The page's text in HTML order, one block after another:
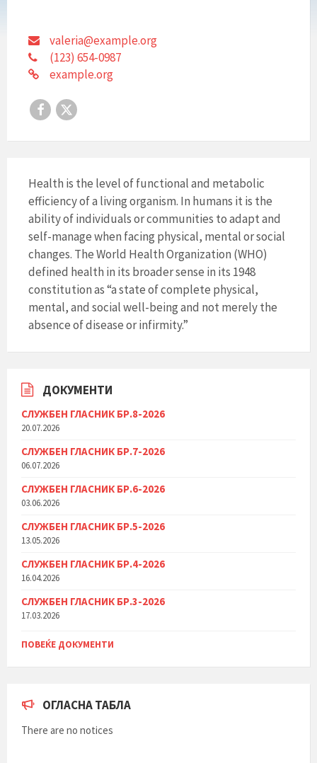
valeria@example.org
(123) 654-0987
example.org
Facebook
X
Health is the level of functional and metabolic
efficiency of a living organism. In humans it is the
ability of individuals or communities to adapt and
self-manage when facing physical, mental or social
changes. The World Health Organization (WHO)
defined health in its broader sense in its 1948
constitution as “a state of complete physical,
mental, and social well-being and not merely the
absence of disease or infirmity.”
ДОКУМЕНТИ
СЛУЖБЕН ГЛАСНИК БР.8-2026
20.07.2026
СЛУЖБЕН ГЛАСНИК БР.7-2026
06.07.2026
СЛУЖБЕН ГЛАСНИК БР.6-2026
03.06.2026
СЛУЖБЕН ГЛАСНИК БР.5-2026
13.05.2026
СЛУЖБЕН ГЛАСНИК БР.4-2026
16.04.2026
СЛУЖБЕН ГЛАСНИК БР.3-2026
17.03.2026
ПОВЕЌЕ ДОКУМЕНТИ
ОГЛАСНА ТАБЛА
There are no notices